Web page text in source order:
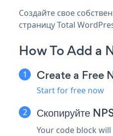
Создайте свое
страницу Total
How To Add a
Create a Free
Start for free now
Скопируйте
Your code block